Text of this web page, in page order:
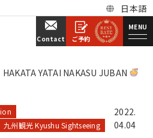
日本語
ご予約
Contact
MENU
HAKATA YATAI NAKASU JUBAN
九州観光 Kyushu Sightseeing
2022.
04.04